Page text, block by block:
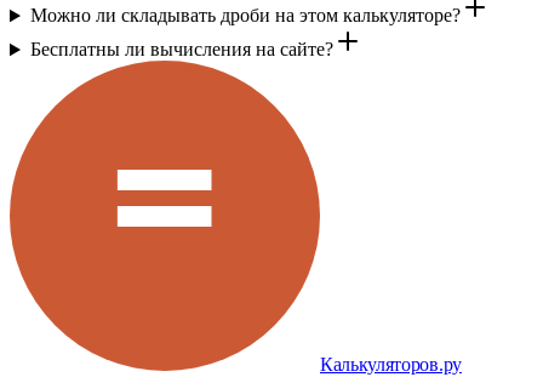
Можно ли складывать дроби на этом калькуляторе?
Бесплатны ли вычисления на сайте?
Калькуляторов.ру